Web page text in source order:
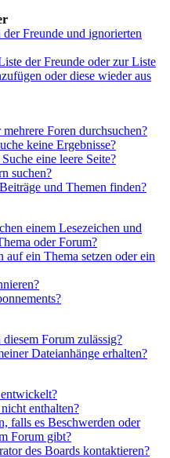
Freunde und ignorierten
der Freunde oder zur Liste
oder diese wieder aus
Foren durchsuchen?
keine Ergebnisse?
eine leere Seite?
suchen?
und Themen finden?
einem Lesezeichen und
oder Forum?
ein Thema setzen oder ein
Forum zulässig?
Dateianhänge erhalten?
enthalten?
falls es Beschwerden oder
Forum gibt?
des Boards kontaktieren?